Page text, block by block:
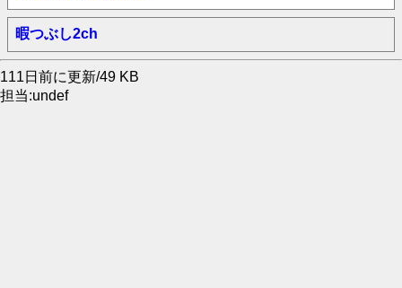
暇つぶし2ch
111日前に更新/49 KB
担当:undef